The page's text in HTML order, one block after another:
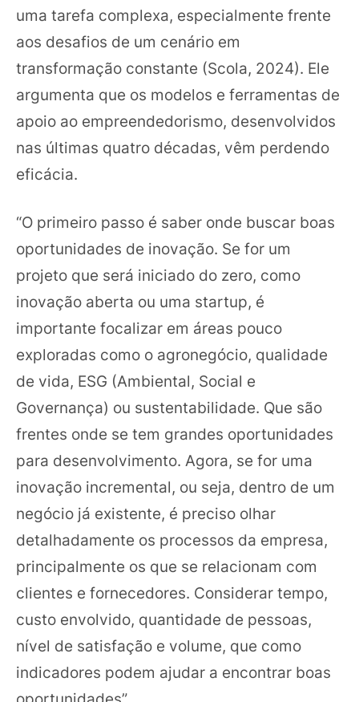
uma tarefa complexa, especialmente frente
aos desafios de um cenário em
transformação constante (Scola, 2024). Ele
argumenta que os modelos e ferramentas de
apoio ao empreendedorismo, desenvolvidos
nas últimas quatro décadas, vêm perdendo
eficácia.
“O primeiro passo é saber onde buscar boas
oportunidades de inovação. Se for um
projeto que será iniciado do zero, como
inovação aberta ou uma startup, é
importante focalizar em áreas pouco
exploradas como o agronegócio, qualidade
de vida, ESG (Ambiental, Social e
Governança) ou sustentabilidade. Que são
frentes onde se tem grandes oportunidades
para desenvolvimento. Agora, se for uma
inovação incremental, ou seja, dentro de um
negócio já existente, é preciso olhar
detalhadamente os processos da empresa,
principalmente os que se relacionam com
clientes e fornecedores. Considerar tempo,
custo envolvido, quantidade de pessoas,
nível de satisfação e volume, que como
indicadores podem ajudar a encontrar boas